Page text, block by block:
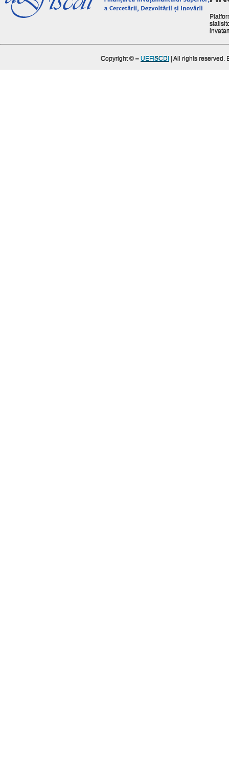
Copyright © – UEFISCDI | All rights